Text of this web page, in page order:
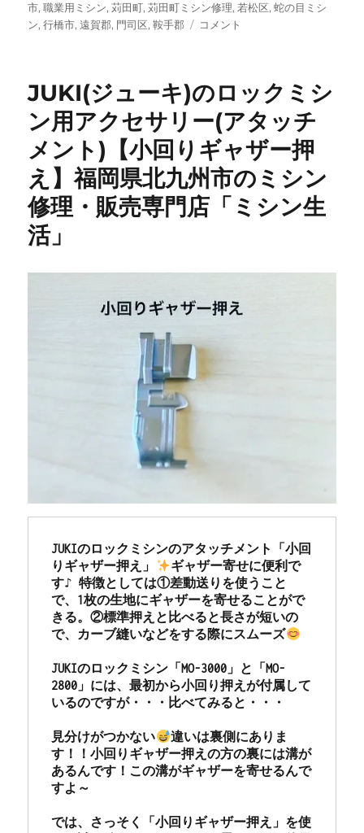
市,職業用ミシン,苅田町,苅田町ミシン修理, 若松区,蛇の目ミシ
ン,行橋市,遠賀郡, 門司区,鞍手郡
JUKI（ジ
家
用
ミ
シ
ン
【HZL-
J80
の
依
☆
客
様
り
☆
北
九
州
市
ミ
シ
ン
門
店
「ミ
生
コメント
JUKI(ジューキ)のロックミシ
ン用アクセサリー(アタッチ
メント)【小回りギャザー押
え】福岡県北九州市のミシン
修理・販売専門店「ミシン生
活」
JUKIのロックミシンのアタッチメント「小回
りギャザー押え」
ギャザー寄せに便利で
す♪ 特徴としては①差動送りを使うこと
で、1枚の生地にギャザーを寄せることがで
きる。②標準押えと比べると長さが短いの
で、カーブ縫いなどをする際にスムーズ
JUKIのロックミシン「MO-3000」と「MO-
2800」には、最初から小回り押えが付属して
いるのですが・・・比べてみると・・・
見分けがつかない
違いは裏側にありま
す！！小回りギャザー押えの方の裏には溝が
あるんです！この溝がギャザーを寄せるんで
すよ～
では、さっそく「小回りギャザー押え」を使